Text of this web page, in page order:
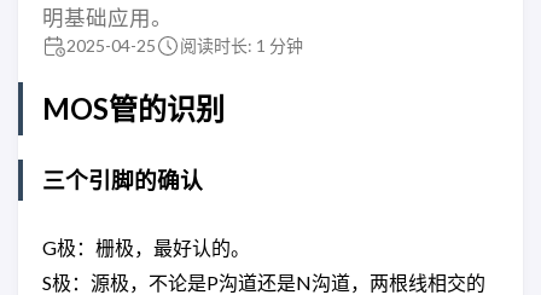
明基础应用。
2025-04-25 阅读时长: 1 分钟
MOS管的识别
三个引脚的确认
G极：栅极，最好认的。
S极：源极，不论是P沟道还是N沟道，两根线相交的